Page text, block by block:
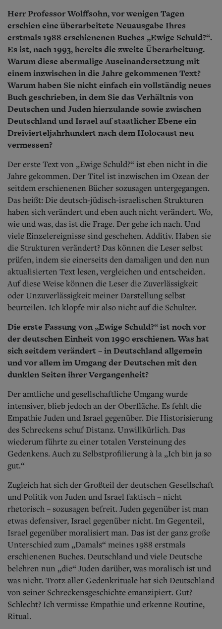
Herr Professor Wolffsohn, vor wenigen Tagen
erschien eine überarbeitete Neuausgabe Ihres
erstmals 1988 erschienenen Buches „Ewige Schuld?“.
Es ist, nach 1993, bereits die zweite Überarbeitung.
Warum diese abermalige Auseinandersetzung mit
einem inzwischen in die Jahre gekommenen Text?
Warum haben Sie nicht einfach ein vollständig neues
Buch geschrieben, in dem Sie das Verhältnis von
Deutschen und Juden hierzulande sowie zwischen
Deutschland und Israel auf staatlicher Ebene ein
Dreivierteljahrhundert nach dem Holocaust neu
vermessen?
Der erste Text von „Ewige Schuld?“ ist eben nicht in die
Jahre gekommen. Der Titel ist inzwischen im Ozean der
seitdem erschienenen Bücher sozusagen untergegangen.
Das heißt: Die deutsch-jüdisch-israelischen Strukturen
haben sich verändert und eben auch nicht verändert. Wo,
wie und was, das ist die Frage. Der gehe ich nach. Und
viele Einzelereignisse sind geschehen. Additiv. Haben sie
die Strukturen verändert? Das können die Leser selbst
prüfen, indem sie einerseits den damaligen und den nun
aktualisierten Text lesen, vergleichen und entscheiden.
Auf diese Weise können die Leser die Zuverlässigkeit
oder Unzuverlässigkeit meiner Darstellung selbst
beurteilen. Ich klopfe mir also nicht auf die Schulter.
Die erste Fassung von „Ewige Schuld?“ ist noch vor
der deutschen Einheit von 1990 erschienen. Was hat
sich seitdem verändert – in Deutschland allgemein
und vor allem im Umgang der Deutschen mit den
dunklen Seiten ihrer Vergangenheit?
Der amtliche und gesellschaftliche Umgang wurde
intensiver, blieb jedoch an der Oberfläche. Es fehlt die
Empathie Juden und Israel gegenüber. Die Historisierung
des Schreckens schuf Distanz. Unwillkürlich. Das
wiederum führte zu einer totalen Versteinung des
Gedenkens. Auch zu Selbstprofilierung à la „Ich bin ja so
gut.“
Zugleich hat sich der Großteil der deutschen Gesellschaft
und Politik von Juden und Israel faktisch – nicht
rhetorisch – sozusagen befreit. Juden gegenüber ist man
etwas defensiver, Israel gegenüber nicht. Im Gegenteil,
Israel gegenüber moralisiert man. Das ist der ganz große
Unterschied zum „Damals“ meines 1988 erstmals
erschienenen Buches. Deutschland und viele Deutsche
belehren nun „die“ Juden darüber, was moralisch ist und
was nicht. Trotz aller Gedenkrituale hat sich Deutschland
von seiner Schreckensgeschichte emanzipiert. Gut?
Schlecht? Ich vermisse Empathie und erkenne Routine,
Ritual.